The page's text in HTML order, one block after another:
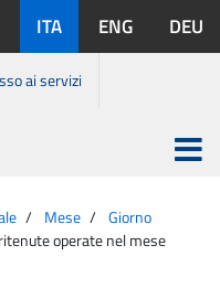
disponibili:
ITA ENG DEU
ai servizi
Apri
menu
Mese
Giorno
operate nel mese